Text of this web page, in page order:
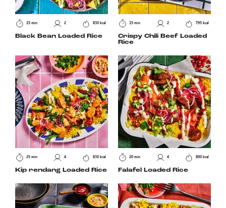
15 min 2 830 kcal
Black Bean Loaded Rice
15 min 2 795 kcal
Crispy Chili Beef Loaded
Rice
25 min 4 830 kcal
Kip rendang Loaded Rice
20 min 4 800 kcal
Falafel Loaded Rice